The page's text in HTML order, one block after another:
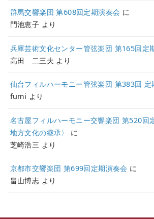
群馬交響楽団 第608回定期演奏会 に
門池恵子 より
兵庫芸術文化センター管弦楽団 第165回定
高田 二三夫 より
仙台フィルハーモニー管弦楽団 第383回 定
fumi より
名古屋フィルハーモニー交響楽団 第520回
地方文化の継承〉
に
芝崎浩三 より
京都市交響楽団 第699回定期演奏会 に
畠山博志 より